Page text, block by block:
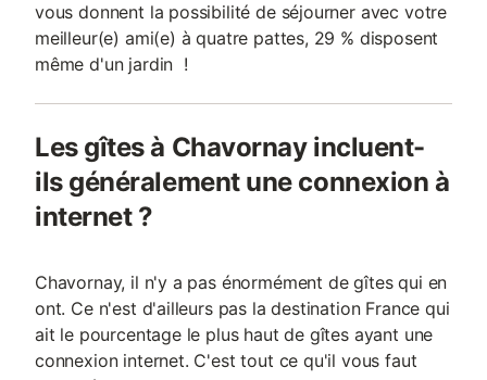
vous donnent la possibilité de séjourner avec votre
meilleur(e) ami(e) à quatre pattes, 29 % disposent
même d'un jardin !
Les gîtes à Chavornay incluent-
ils généralement une connexion à
internet ?
Chavornay, il n'y a pas énormément de gîtes qui en
ont. Ce n'est d'ailleurs pas la destination France qui
ait le pourcentage le plus haut de gîtes ayant une
connexion internet. C'est tout ce qu'il vous faut